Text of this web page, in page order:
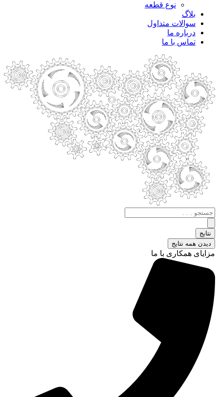
نوع قطعه
بلاگ
سوالات متداول
درباره ما
تماس با ما
جستجو
.
.
.
نتایج
دیدن همه نتایج
مزایای همکاری با ما